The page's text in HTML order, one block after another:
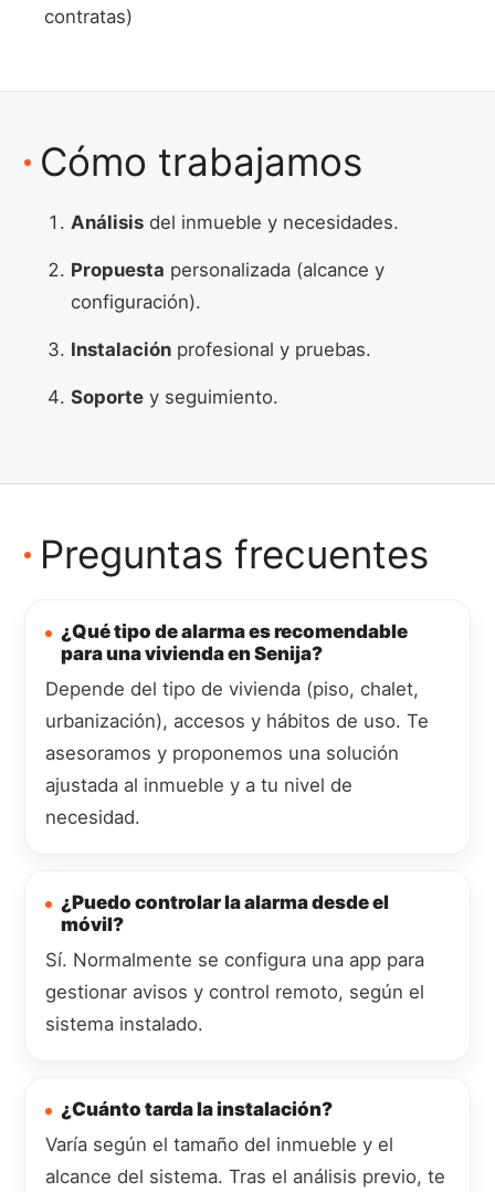
contratas)
Cómo trabajamos
Análisis del inmueble y necesidades.
Propuesta personalizada (alcance y
configuración).
Instalación profesional y pruebas.
Soporte y seguimiento.
Preguntas frecuentes
¿Qué tipo de alarma es recomendable
para una vivienda en Senija?
Depende del tipo de vivienda (piso, chalet,
urbanización), accesos y hábitos de uso. Te
asesoramos y proponemos una solución
ajustada al inmueble y a tu nivel de
necesidad.
¿Puedo controlar la alarma desde el
móvil?
Sí. Normalmente se configura una app para
gestionar avisos y control remoto, según el
sistema instalado.
¿Cuánto tarda la instalación?
Varía según el tamaño del inmueble y el
alcance del sistema. Tras el análisis previo, te